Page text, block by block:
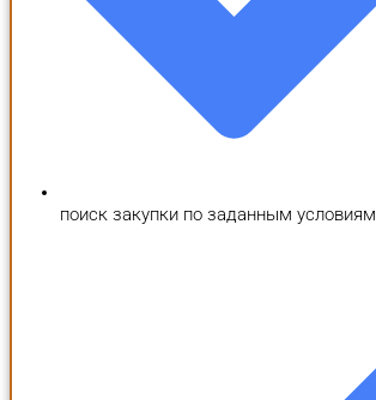
поиск закупки по заданным условиям